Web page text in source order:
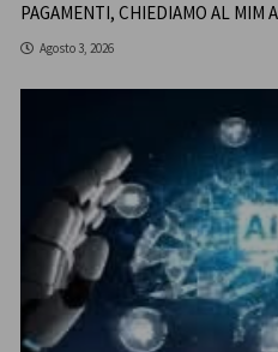
PAGAMENTI, CHIEDIAMO AL MIM
Agosto 3, 2026